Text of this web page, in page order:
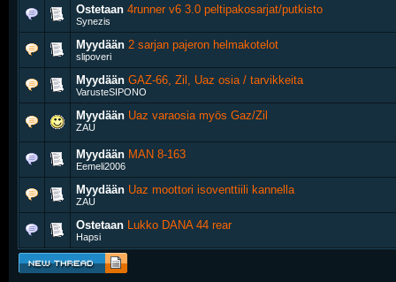
Ostetaan 4runner v6 3.0 peltipakosarjat/putkisto
Synezis
Myydään 2 sarjan pajeron helmakotelot
slipoveri
Myydään GAZ-66, Zil, Uaz osia / tarvikkeita
VarusteSIPONO
Myydään Uaz varaosia myös Gaz/Zil
ZAU
Myydään MAN 8-163
Eemeli2006
Myydään Uaz moottori isoventtiili kannella
ZAU
Ostetaan Lukko DANA 44 rear
Hapsi